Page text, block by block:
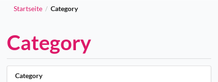
Startseite / Category
Category
Category